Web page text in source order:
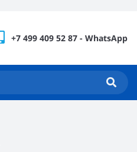
+7 499 409 52 87 - WhatsApp